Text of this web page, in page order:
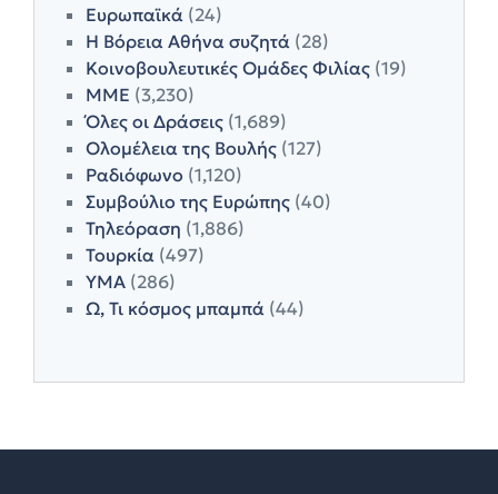
Ευρωπαϊκά (24)
Η Βόρεια Αθήνα συζητά (28)
Κοινοβουλευτικές Ομάδες Φιλίας (19)
ΜΜΕ (3,230)
Όλες οι Δράσεις (1,689)
Ολομέλεια της Βουλής (127)
Ραδιόφωνο (1,120)
Συμβούλιο της Ευρώπης (40)
Τηλεόραση (1,886)
Τουρκία (497)
ΥΜΑ (286)
Ω, Τι κόσμος μπαμπά (44)